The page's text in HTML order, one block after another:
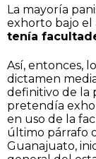
La mayoría
exhorto bajo
tenía
Así, entonces,
dictamen
definitivo de la
pretendía
en uso de la
último párrafo
Guanajuato,